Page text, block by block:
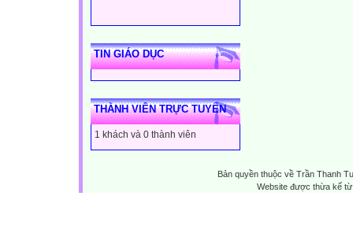
TIN GIÁO DỤC
THÀNH VIÊN TRỰC TUYẾN
1 khách và 0 thành viên
Bản quyền thuộc về Trần Thanh
Website được thừa kế